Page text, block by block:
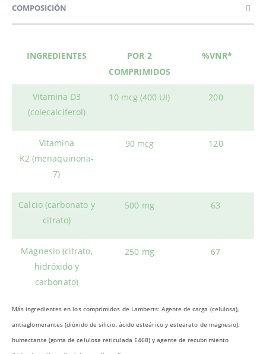
COMPOSICIÓN
INGREDIENTES
POR 2
COMPRIMIDOS
%VNR*
Vitamina D3
(colecalciferol)
10 mcg (400 UI) 200
Vitamina
K2 (menaquinona-
7)
90 mcg 120
Calcio (carbonato y
citrato)
500 mg 63
Magnesio (citrato,
hidróxido y
carbonato)
250 mg 67
Más ingredientes en los comprimidos de Lamberts: Agente de carga (celulosa),
antiaglomerantes (dióxido de silicio, ácido esteárico y estearato de magnesio),
humectante (goma de celulosa reticulada E468) y agente de recubrimiento